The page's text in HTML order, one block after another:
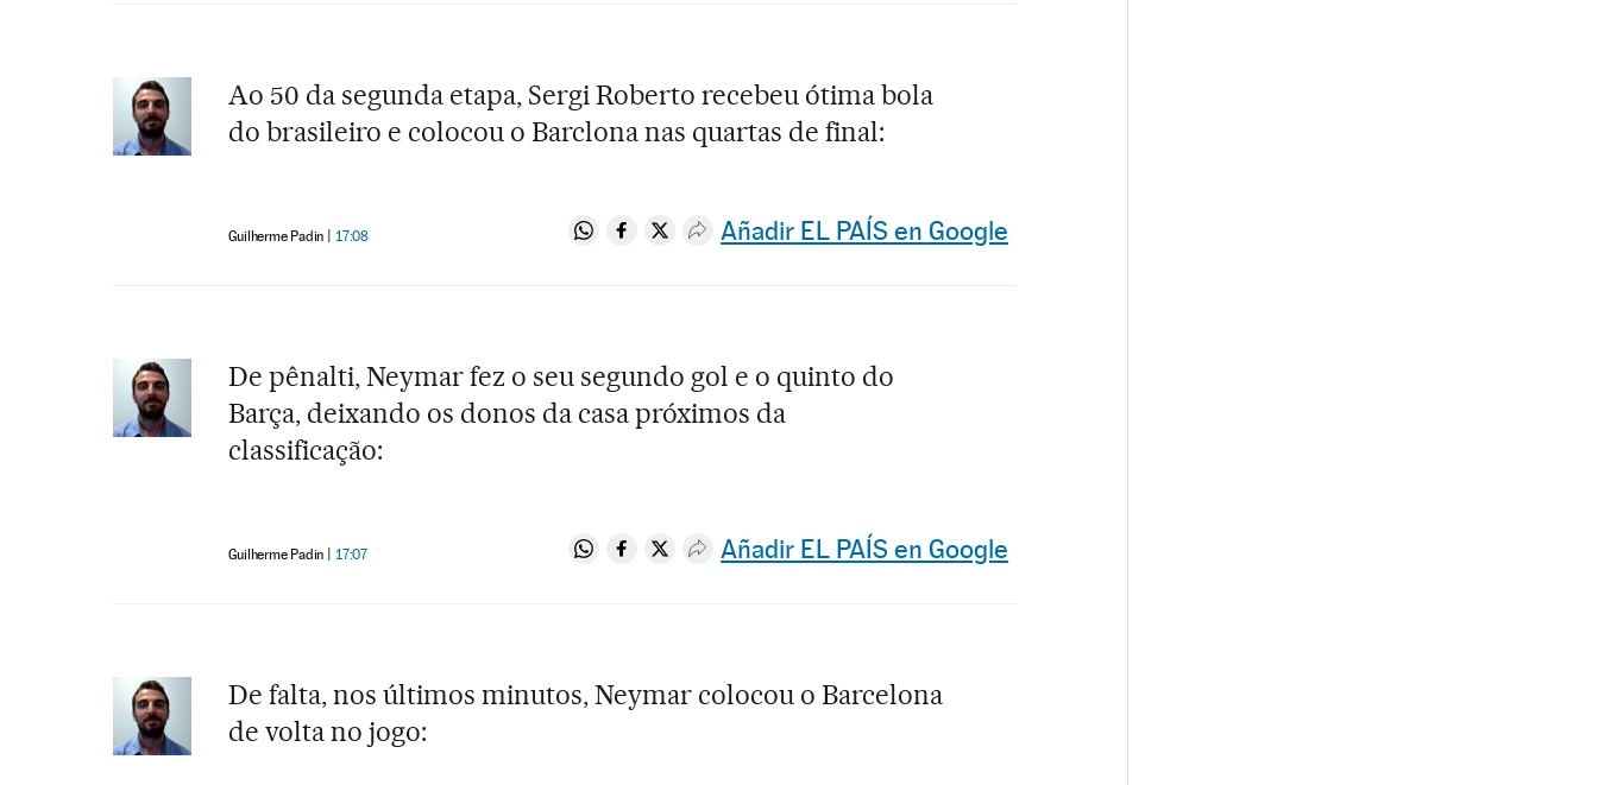
Ao 50 da segunda etapa, Sergi Roberto recebeu ótima bola
do brasileiro e colocou o Barclona nas quartas de final:
Guilherme Padin 17:08 Compartir en Whatsapp
Compartir en Facebook
Compartir en Twitter
Desplegar Redes Sociales
Añadir EL PAÍS en Google
De pênalti, Neymar fez o seu segundo gol e o quinto do
Barça, deixando os donos da casa próximos da
classificação:
Guilherme Padin 17:07 Compartir en Whatsapp
Compartir en Facebook
Compartir en Twitter
Desplegar Redes Sociales
Añadir EL PAÍS en Google
De falta, nos últimos minutos, Neymar colocou o Barcelona
de volta no jogo: